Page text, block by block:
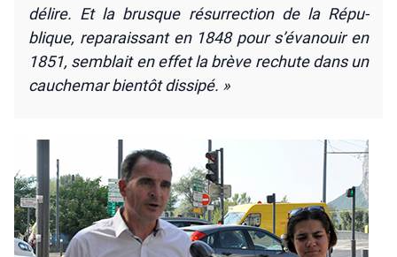
délire. Et la brusque résur­rec­tion de la Répu­
blique, repa­rais­sant en 1848 pour s’évanouir en
1851, sem­blait en effet la brève rechute dans un
cau­che­mar bien­tôt dis­si­pé. »